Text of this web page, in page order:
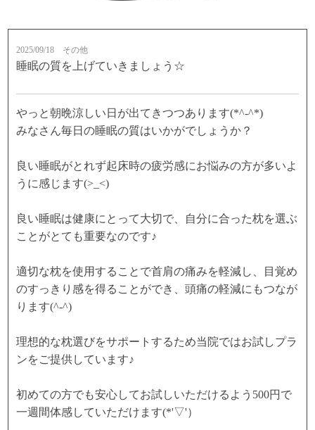
2025/09/18 その他
睡眠の質を上げていきましょう☆
やっと朝晩涼しい日が出てきつつあります(*^-^*)
みなさん毎日の睡眠の質はいかがでしょうか？
良い睡眠がとれず起床時の疲労感にお悩みの方が多いよ
うに感じます(>_<)
良い睡眠は健康にとって大切で、自分に合った枕を選ぶ
ことがとても重要なのです♪
適切な枕を使用することで首肩の痛みを軽減し、目覚め
のすっきり感を得ることができ、頭痛の軽減にもつなが
ります(^-^)
理想的な枕選びをサポートするため当院ではお試しプラ
ンをご提供しています♪
初めての方でも安心してお試しいただけるよう500円で
一週間体感していただけます(*'▽'）